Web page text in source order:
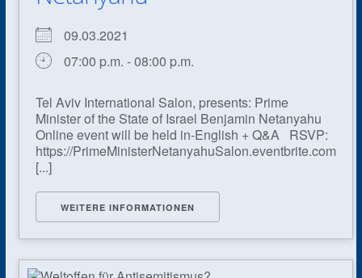
09.03.2021
07:00 p.m. - 08:00 p.m.
Tel Aviv International Salon, presents: Prime
Minister of the State of Israel Benjamin Netanyahu
Online event will be held in-English + Q&A RSVP:
https://PrimeMinisterNetanyahuSalon.eventbrite.com
[...]
WEITERE INFORMATIONEN